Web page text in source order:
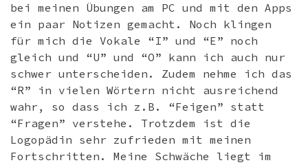
bei meinen Übungen am PC und mit den Apps
ein paar Notizen gemacht. Noch klingen
für mich die Vokale “I” und “E” noch
gleich und “U” und “O” kann ich auch nur
schwer unterscheiden. Zudem nehme ich das
“R” in vielen Wörtern nicht ausreichend
wahr, so dass ich z.B. “Feigen” statt
“Fragen” verstehe. Trotzdem ist die
Logopädin sehr zufrieden mit meinen
Fortschritten. Meine Schwäche liegt im